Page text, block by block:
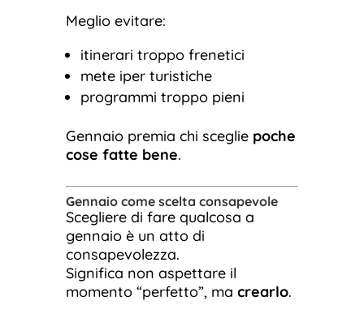
Meglio evitare:
itinerari troppo frenetici
mete iper turistiche
programmi troppo pieni
Gennaio premia chi sceglie poche
cose fatte bene.
Gennaio come scelta consapevole
Scegliere di fare qualcosa a
gennaio è un atto di
consapevolezza.
Significa non aspettare il
momento “perfetto”, ma crearlo.